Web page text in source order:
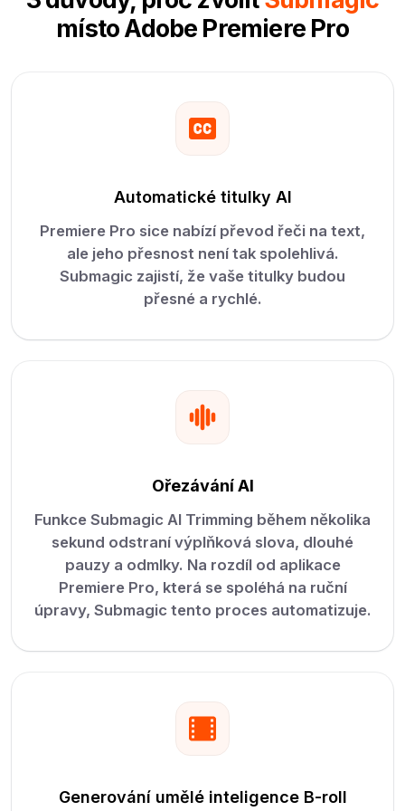
místo Adobe Premiere Pro
Automatické titulky AI
Premiere Pro sice nabízí převod řeči na text,
ale jeho přesnost není tak spolehlivá.
Submagic zajistí, že vaše titulky budou
přesné a rychlé.
Ořezávání AI
Funkce Submagic AI Trimming během několika
sekund odstraní výplňková slova, dlouhé
pauzy a odmlky. Na rozdíl od aplikace
Premiere Pro, která se spoléhá na ruční
úpravy, Submagic tento proces automatizuje.
Generování umělé inteligence B-roll